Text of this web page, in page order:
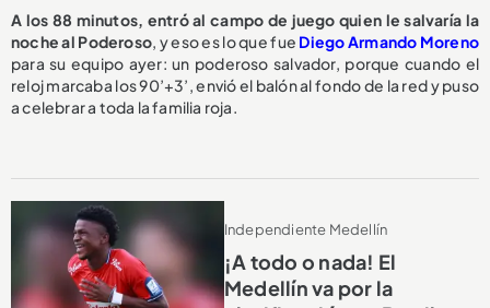
A los 88 minutos, entró al campo de juego quien le salvaría la
noche al Poderoso, y eso es lo que fue Diego Armando Moreno
para su equipo ayer: un poderoso salvador, porque cuando el
reloj marcaba los 90’+3’, envió el balón al fondo de la red y puso
a celebrar a toda la familia roja.
Independiente Medellín
¡A todo o nada! El
Medellín va por la